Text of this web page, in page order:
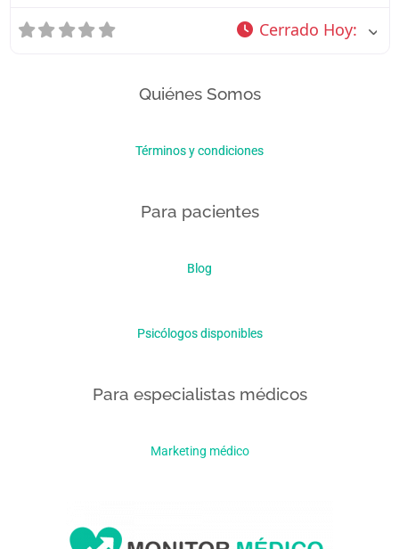
Cerrado Hoy:
Quiénes Somos
Términos y condiciones
Para pacientes
Blog
Psicólogos disponibles
Para especialistas médicos
Marketing médico